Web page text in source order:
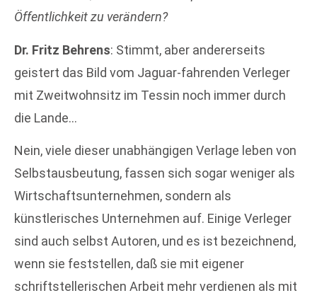
Öffentlichkeit zu verändern?
Dr. Fritz Behrens: Stimmt, aber andererseits
geistert das Bild vom Jaguar-fahrenden Verleger
mit Zweitwohnsitz im Tessin noch immer durch
die Lande…
Nein, viele dieser unabhängigen Verlage leben von
Selbstausbeutung, fassen sich sogar weniger als
Wirtschaftsunternehmen, sondern als
künstlerisches Unternehmen auf. Einige Verleger
sind auch selbst Autoren, und es ist bezeichnend,
wenn sie feststellen, daß sie mit eigener
schriftstellerischen Arbeit mehr verdienen als mit